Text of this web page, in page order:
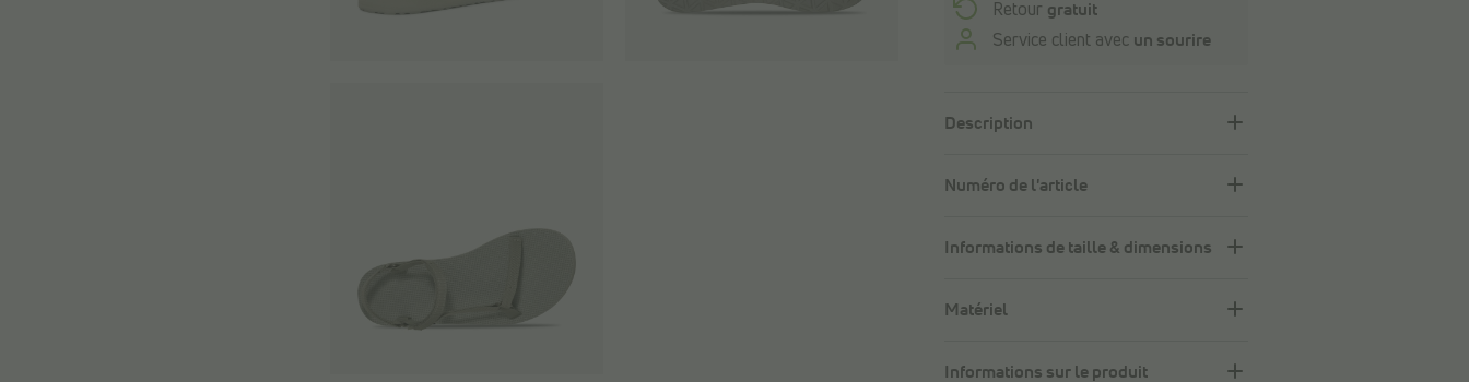
Retour gratuit
Service client avec un sourire
Description
Numéro de l'article
Informations de taille & dimensions
Matériel
Informations sur le produit